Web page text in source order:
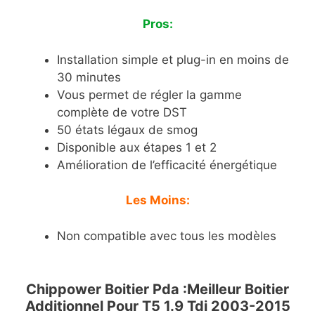
Pros:
Installation simple et plug-in en moins de
30 minutes
Vous permet de régler la gamme
complète de votre DST
50 états légaux de smog
Disponible aux étapes 1 et 2
Amélioration de l’efficacité énergétique
Les Moins:
Non compatible avec tous les modèles
Chippower Boitier Pda :Meilleur Boitier
Additionnel Pour T5 1.9 Tdi 2003-2015